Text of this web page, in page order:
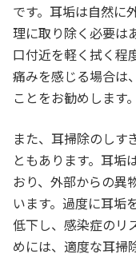
です。耳垢は自然に
理に取り除く必要は
口付近を軽く拭く程
痛みを感じる場合は
ことをお勧めします。
また、耳掃除のしす
ともあります。耳垢
おり、外部からの異
います。過度に耳垢
低下し、感染症のリ
めには、適度な耳掃